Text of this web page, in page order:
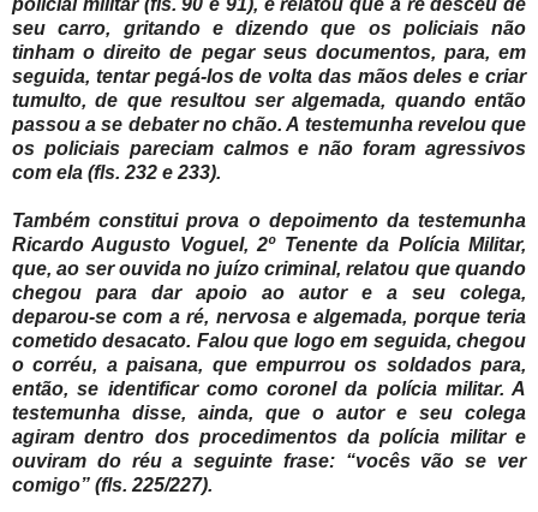
policial militar (fls. 90 e 91), e relatou que a ré desceu de
seu carro, gritando e dizendo que os policiais não
tinham o direito de pegar seus documentos, para, em
seguida, tentar pegá-los de volta das mãos deles e criar
tumulto, de que resultou ser algemada, quando então
passou a se debater no chão. A testemunha revelou que
os policiais pareciam calmos e não foram agressivos
com ela (fls. 232 e 233).
Também constitui prova o depoimento da testemunha
Ricardo Augusto Voguel, 2º Tenente da Polícia Militar,
que, ao ser ouvida no juízo criminal, relatou que quando
chegou para dar apoio ao autor e a seu colega,
deparou-se com a ré, nervosa e algemada, porque teria
cometido desacato. Falou que logo em seguida, chegou
o corréu, a paisana, que empurrou os soldados para,
então, se identificar como coronel da polícia militar. A
testemunha disse, ainda, que o autor e seu colega
agiram dentro dos procedimentos da polícia militar e
ouviram do réu a seguinte frase: “vocês vão se ver
comigo” (fls. 225/227).